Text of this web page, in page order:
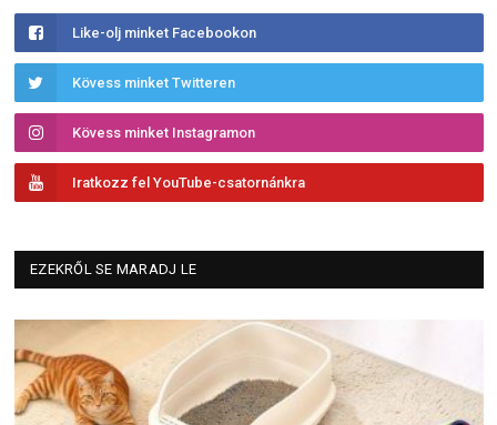
Like-olj minket Facebookon
Kövess minket Twitteren
Kövess minket Instagramon
Iratkozz fel YouTube-csatornánkra
EZEKRŐL SE MARADJ LE